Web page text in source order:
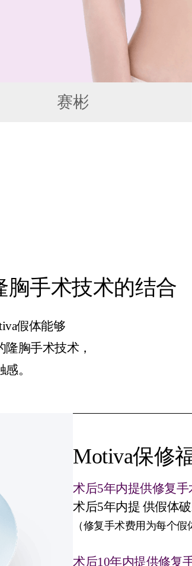
赛彬
胸手术技术的结合
假体能够
胸手术技术，
。
Motiva保修
术后5年内提供修复手
术后5年内提 供假体
（修复手术费用为每个假
术后10年内提供修复